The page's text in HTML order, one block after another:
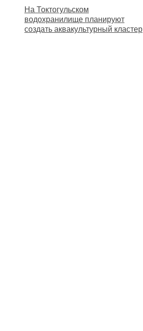
На Токтогульском
водохранилище планируют
создать аквакультурный кластер